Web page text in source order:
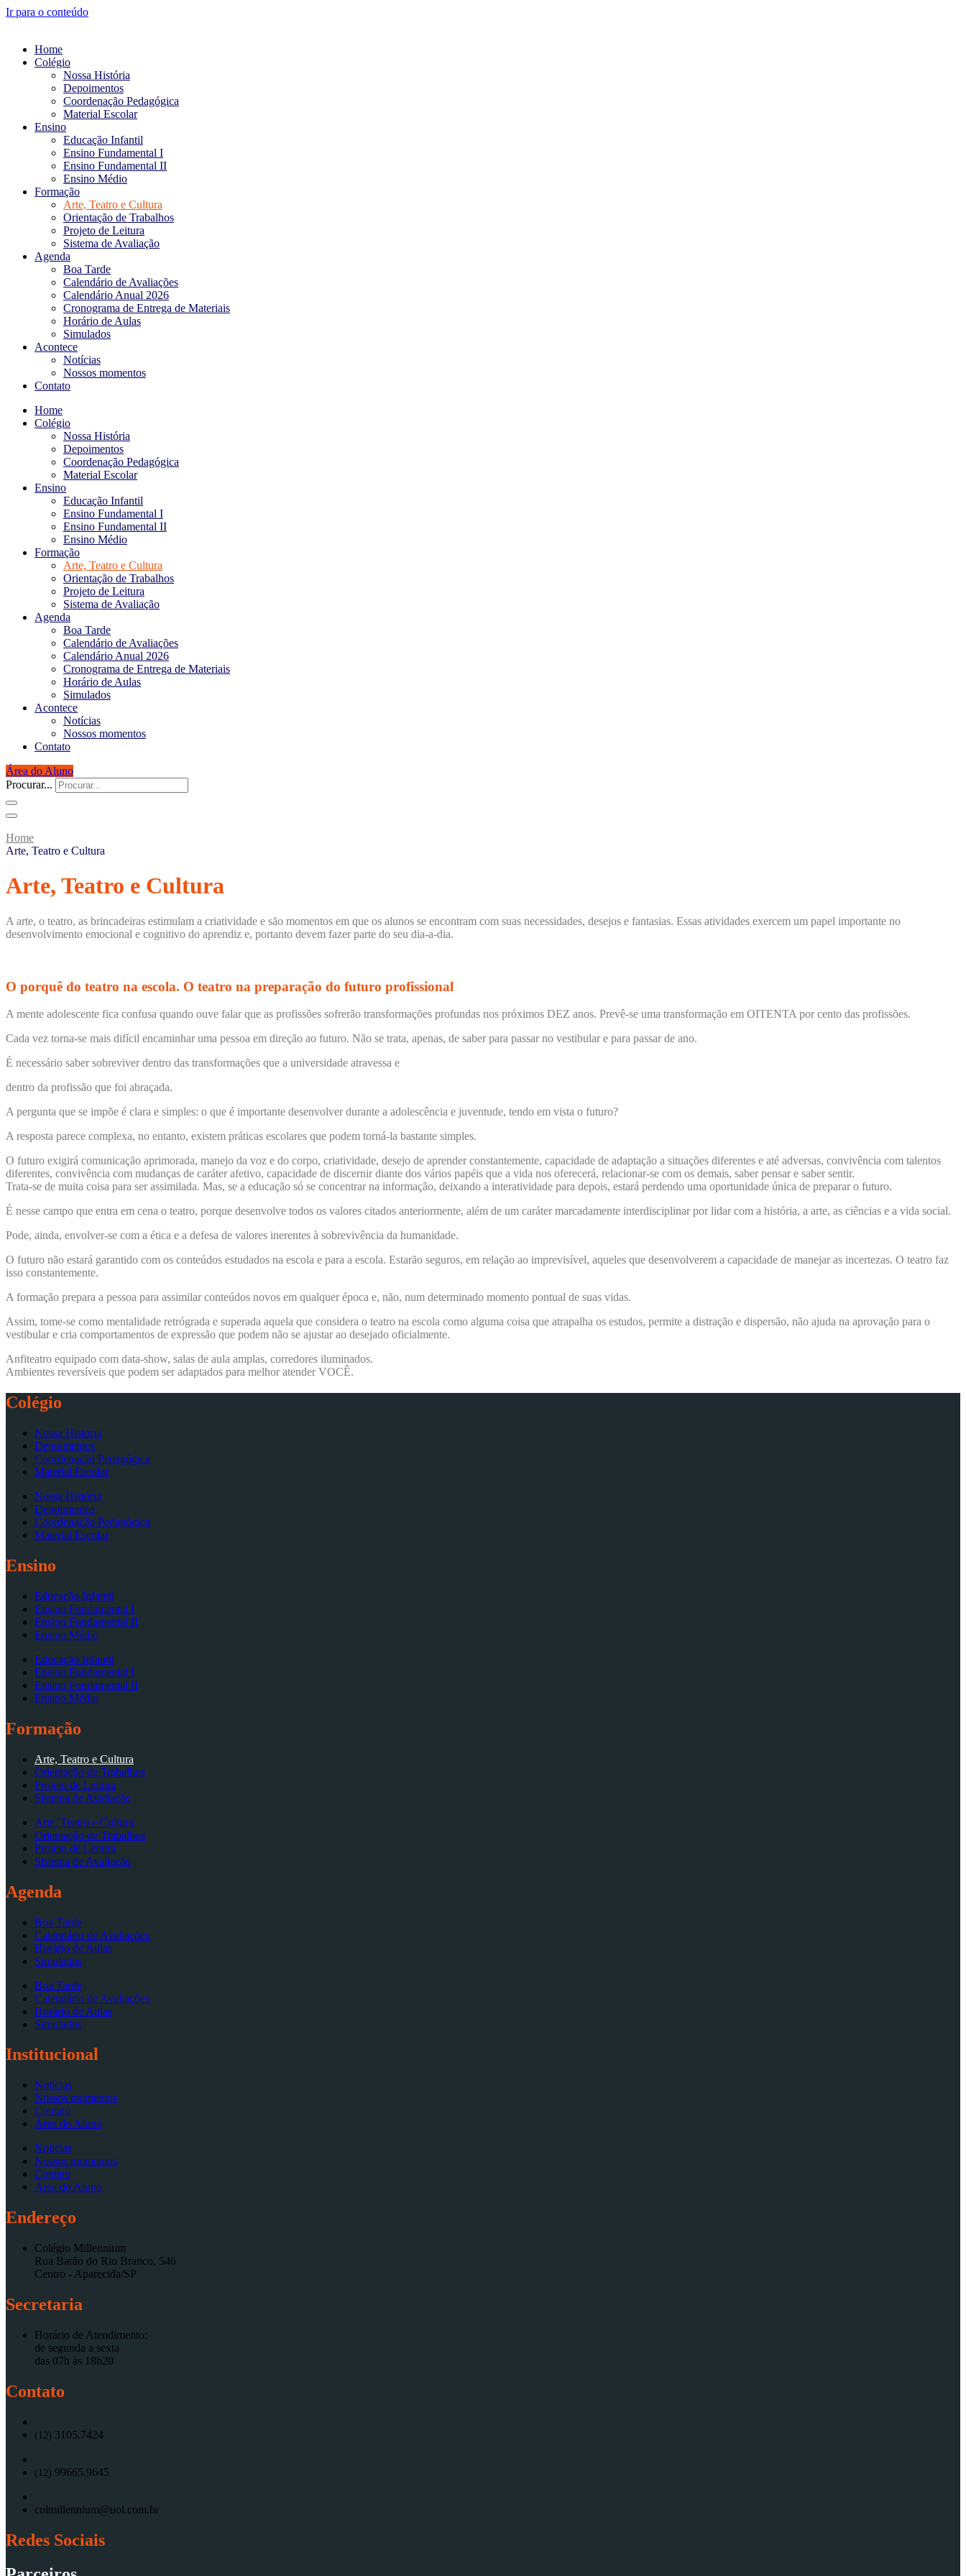
Ir para o conteúdo
Home
Colégio
Nossa História
Depoimentos
Coordenação Pedagógica
Material Escolar
Ensino
Educação Infantil
Ensino Fundamental I
Ensino Fundamental II
Ensino Médio
Formação
Arte, Teatro e Cultura
Orientação de Trabalhos
Projeto de Leitura
Sistema de Avaliação
Agenda
Boa Tarde
Calendário de Avaliações
Calendário Anual 2026
Cronograma de Entrega de Materiais
Horário de Aulas
Simulados
Acontece
Notícias
Nossos momentos
Contato
Home
Colégio
Nossa História
Depoimentos
Coordenação Pedagógica
Material Escolar
Ensino
Educação Infantil
Ensino Fundamental I
Ensino Fundamental II
Ensino Médio
Formação
Arte, Teatro e Cultura
Orientação de Trabalhos
Projeto de Leitura
Sistema de Avaliação
Agenda
Boa Tarde
Calendário de Avaliações
Calendário Anual 2026
Cronograma de Entrega de Materiais
Horário de Aulas
Simulados
Acontece
Notícias
Nossos momentos
Contato
Área do Aluno
Procurar...
Home
Arte, Teatro e Cultura
Arte, Teatro e Cultura
A arte, o teatro, as brincadeiras estimulam a criatividade e são momentos em que os alunos se encontram com suas necessidades, desejos e fantasias. Essas atividades exercem um papel importante no
desenvolvimento emocional e cognitivo do aprendiz e, portanto devem fazer parte do seu dia-a-dia.
O porquê do teatro na escola. O teatro na preparação do futuro profissional
A mente adolescente fica confusa quando ouve falar que as profissões sofrerão transformações profundas nos próximos DEZ anos. Prevê-se uma transformação em OITENTA por cento das profissões.
Cada vez torna-se mais difícil encaminhar uma pessoa em direção ao futuro. Não se trata, apenas, de saber para passar no vestibular e para passar de ano.
É necessário saber sobreviver dentro das transformações que a universidade atravessa e
dentro da profissão que foi abraçada.
A pergunta que se impõe é clara e simples: o que é importante desenvolver durante a adolescência e juventude, tendo em vista o futuro?
A resposta parece complexa, no entanto, existem práticas escolares que podem torná-la bastante simples.
O futuro exigirá comunicação aprimorada, manejo da voz e do corpo, criatividade, desejo de aprender constantemente, capacidade de adaptação a situações diferentes e até adversas, convivência com talentos
diferentes, convivência com mudanças de caráter afetivo, capacidade de discernir diante dos vários papéis que a vida nos oferecerá, relacionar-se com os demais, saber pensar e saber sentir.
Trata-se de muita coisa para ser assimilada. Mas, se a educação só se concentrar na informação, deixando a interatividade para depois, estará perdendo uma oportunidade única de preparar o futuro.
É nesse campo que entra em cena o teatro, porque desenvolve todos os valores citados anteriormente, além de um caráter marcadamente interdisciplinar por lidar com a história, a arte, as ciências e a vida social.
Pode, ainda, envolver-se com a ética e a defesa de valores inerentes à sobrevivência da humanidade.
O futuro não estará garantido com os conteúdos estudados na escola e para a escola. Estarão seguros, em relação ao imprevisível, aqueles que desenvolverem a capacidade de manejar as incertezas. O teatro faz
isso constantemente.
A formação prepara a pessoa para assimilar conteúdos novos em qualquer época e, não, num determinado momento pontual de suas vidas.
Assim, tome-se como mentalidade retrógrada e superada aquela que considera o teatro na escola como alguma coisa que atrapalha os estudos, permite a distração e dispersão, não ajuda na aprovação para o
vestibular e cria comportamentos de expressão que podem não se ajustar ao desejado oficialmente.
Anfiteatro equipado com data-show, salas de aula amplas, corredores iluminados.
Ambientes reversíveis que podem ser adaptados para melhor atender VOCÊ.
Colégio
Nossa História
Depoimentos
Coordenação Pedagógica
Material Escolar
Nossa História
Depoimentos
Coordenação Pedagógica
Material Escolar
Ensino
Educação Infantil
Ensino Fundamental I
Ensino Fundamental II
Ensino Médio
Educação Infantil
Ensino Fundamental I
Ensino Fundamental II
Ensino Médio
Formação
Arte, Teatro e Cultura
Orientação de Trabalhos
Projeto de Leitura
Sistema de Avaliação
Arte, Teatro e Cultura
Orientação de Trabalhos
Projeto de Leitura
Sistema de Avaliação
Agenda
Boa Tarde
Calendário de Avaliações
Horário de Aulas
Simulados
Boa Tarde
Calendário de Avaliações
Horário de Aulas
Simulados
Institucional
Notícias
Nossos momentos
Contato
Área do Aluno
Notícias
Nossos momentos
Contato
Área do Aluno
Endereço
Colégio Millennium
Rua Barão do Rio Branco, 546
Centro - Aparecida/SP
Secretaria
Horário de Atendimento:
de segunda a sexta
das 07h às 18h20
Contato
(12) 3105.7424
(12) 99665.9645
colmillennium@uol.com.br
Redes Sociais